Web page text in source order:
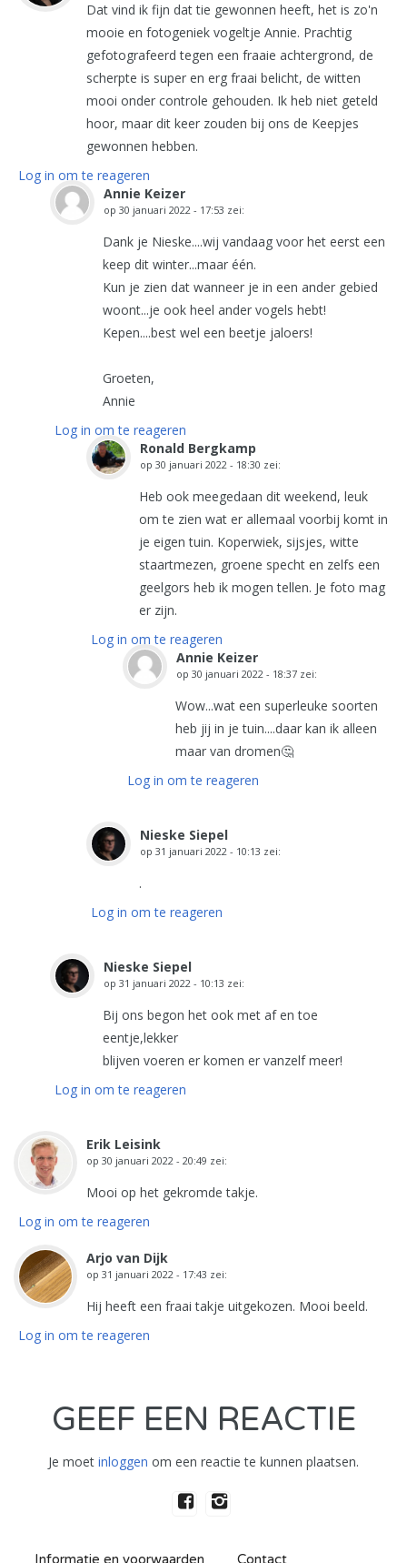
Dat vind ik fijn dat tie gewonnen heeft, het is zo'n
mooie en fotogeniek vogeltje Annie. Prachtig
gefotografeerd tegen een fraaie achtergrond, de
scherpte is super en erg fraai belicht, de witten
mooi onder controle gehouden. Ik heb niet geteld
hoor, maar dit keer zouden bij ons de Keepjes
gewonnen hebben.
Log in om te reageren
Annie Keizer
op 30 januari 2022 - 17:53 zei:
Dank je Nieske....wij vandaag voor het eerst een
keep dit winter...maar één.
Kun je zien dat wanneer je in een ander gebied
woont...je ook heel ander vogels hebt!
Kepen....best wel een beetje jaloers!
Groeten,
Annie
Log in om te reageren
Ronald Bergkamp
op 30 januari 2022 - 18:30 zei:
Heb ook meegedaan dit weekend, leuk
om te zien wat er allemaal voorbij komt in
je eigen tuin. Koperwiek, sijsjes, witte
staartmezen, groene specht en zelfs een
geelgors heb ik mogen tellen. Je foto mag
er zijn.
Log in om te reageren
Annie Keizer
op 30 januari 2022 - 18:37 zei:
Wow...wat een superleuke soorten
heb jij in je tuin....daar kan ik alleen
maar van dromen🤔
Log in om te reageren
Nieske Siepel
op 31 januari 2022 - 10:13 zei:
.
Log in om te reageren
Nieske Siepel
op 31 januari 2022 - 10:13 zei:
Bij ons begon het ook met af en toe
eentje,lekker
blijven voeren er komen er vanzelf meer!
Log in om te reageren
Erik Leisink
op 30 januari 2022 - 20:49 zei:
Mooi op het gekromde takje.
Log in om te reageren
Arjo van Dijk
op 31 januari 2022 - 17:43 zei:
Hij heeft een fraai takje uitgekozen. Mooi beeld.
Log in om te reageren
GEEF EEN REACTIE
Je moet inloggen om een reactie te kunnen plaatsen.
Informatie en voorwaarden Contact